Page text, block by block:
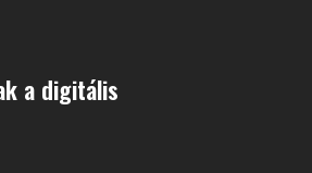
a digitális